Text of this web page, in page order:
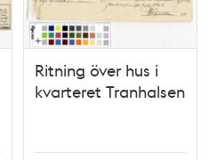
Ritning över hus i
kvarteret Tranhalsen